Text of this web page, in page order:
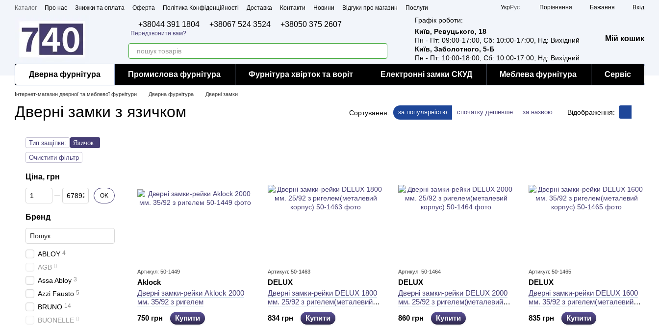
Перейти до основного контенту
Каталог Про нас Знижки та оплата Оферта Політика Конфіденційності Доставка Контакти Новини Відгуки про магазин
Послуги
УкрРус Порівняння Бажання Вхід
+38044 391 1804 +38067 524 3524 +38050 375 2607
Передзвонити вам?
Графік роботи:
Київ, Ревуцького, 18
Пн - Пт: 09:00-17:00, Сб: 10:00-17:00, Нд: Вихідний
Київ, Заболотного, 5-Б
Пн - Пт: 10:00-18:00, Сб: 10:00-17:00, Нд: Вихідний
Мій кошик
Дверна фурнітура Промислова фурнітура Фурнітура хвірток та воріт Електронні замки СКУД Меблева фурнітура Сервіс
Інтернет-магазин дверної та меблевої фурнітури Дверна фурнітура Дверні замки
Дверні замки з язичком Сортування: за популярністю спочатку дешевше за назвою Відображення:
Артикул: 50-1449
Aklock
Дверні замки-рейки Aklock 2000
мм. 35/92 з ригелем
750 грн
Купити
Артикул: 50-1463
DELUХ
Дверні замки-рейки DELUХ 1800
мм. 25/92 з ригелем(металевий
834 грн
Купити
Артикул: 50-1464
DELUХ
Дверні замки-рейки DELUХ 2000
мм. 25/92 з ригелем(металевий
860 грн
Купити
Артикул: 50-1465
DELUХ
Дверні замки-рейки DELUХ 1600
мм. 35/92 з ригелем(металевий
835 грн
Купити
Тип защіпки:
Язичок
Очистити фільтр
Ціна, грн
Від Ціна, грн
До Ціна, грн OK
Бренд
ABLOY 4
AGB 0
Assa Abloy 3
Azzi Fausto 5
BRUNO 14
BUONELLE 0